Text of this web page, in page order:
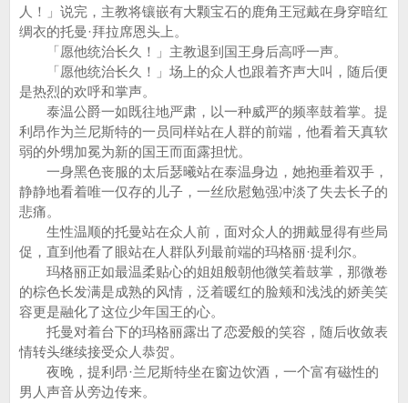
人！」说完，主教将镶嵌有大颗宝石的鹿角王冠戴在身穿暗红
绸衣的托曼·拜拉席恩头上。
「愿他统治长久！」主教退到国王身后高呼一声。
「愿他统治长久！」场上的众人也跟着齐声大叫，随后便
是热烈的欢呼和掌声。
泰温公爵一如既往地严肃，以一种威严的频率鼓着掌。提
利昂作为兰尼斯特的一员同样站在人群的前端，他看着天真软
弱的外甥加冕为新的国王而面露担忧。
一身黑色丧服的太后瑟曦站在泰温身边，她抱垂着双手，
静静地看着唯一仅存的儿子，一丝欣慰勉强冲淡了失去长子的
悲痛。
生性温顺的托曼站在众人前，面对众人的拥戴显得有些局
促，直到他看了眼站在人群队列最前端的玛格丽·提利尔。
玛格丽正如最温柔贴心的姐姐般朝他微笑着鼓掌，那微卷
的棕色长发满是成熟的风情，泛着暖红的脸颊和浅浅的娇美笑
容更是融化了这位少年国王的心。
托曼对着台下的玛格丽露出了恋爱般的笑容，随后收敛表
情转头继续接受众人恭贺。
夜晚，提利昂·兰尼斯特坐在窗边饮酒，一个富有磁性的
男人声音从旁边传来。